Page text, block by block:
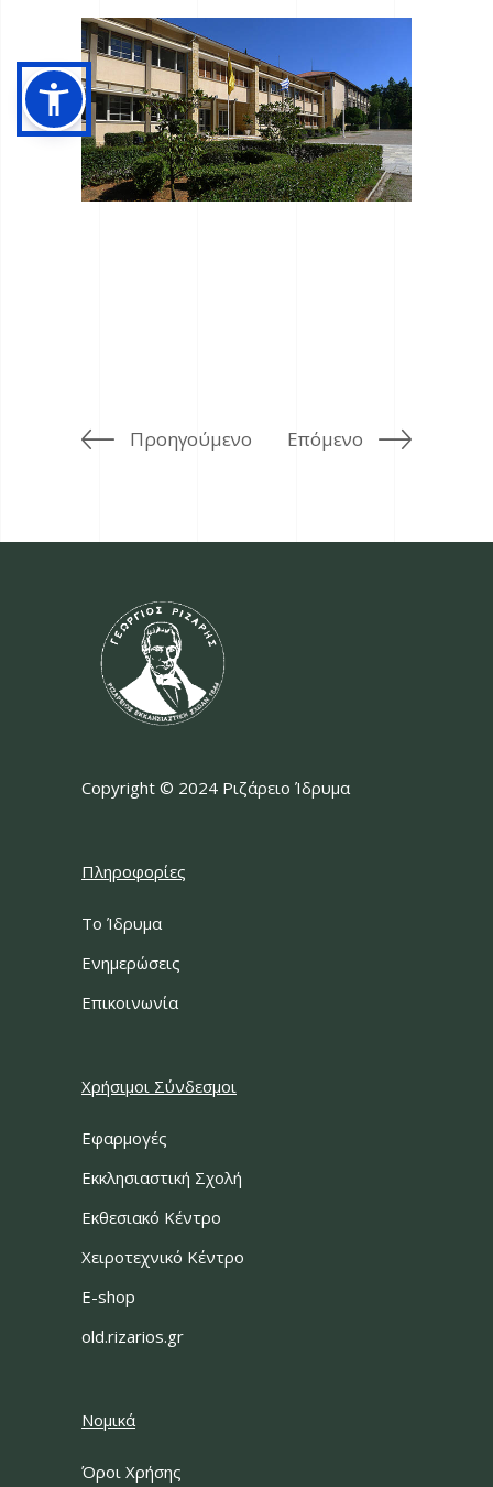
Προηγούμενο Επόμενο
Copyright © 2024 Ριζάρειο Ίδρυμα
Πληροφορίες
Το Ίδρυμα
Ενημερώσεις
Επικοινωνία
Χρήσιμοι Σύνδεσμοι
Εφαρμογές
Εκκλησιαστική Σχολή
Εκθεσιακό Κέντρο
Χειροτεχνικό Κέντρο
E-shop
old.rizarios.gr
Νομικά
Όροι Χρήσης